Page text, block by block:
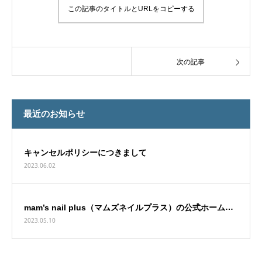
この記事のタイトルとURLをコピーする
次の記事
最近のお知らせ
キャンセルポリシーにつきまして
2023.06.02
mam’s nail plus（マムズネイルプラス）の公式ホームペ
ージをオープンしました。
2023.05.10